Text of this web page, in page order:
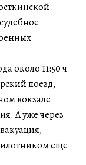
около 11:50 ч
поезд,
вокзале
А уже через
еще